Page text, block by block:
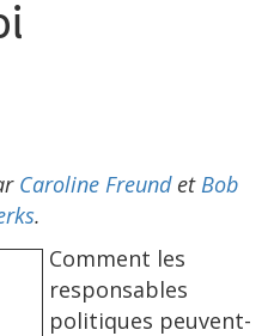
Caroline FreundetBob
.
Comment les
responsables
politiques peuvent-